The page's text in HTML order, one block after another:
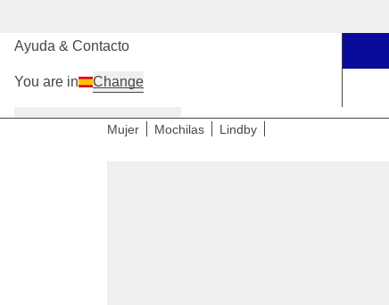
Hombre Niños
Ayuda & Contacto
You are in Change
Mujer Mochilas Lindby